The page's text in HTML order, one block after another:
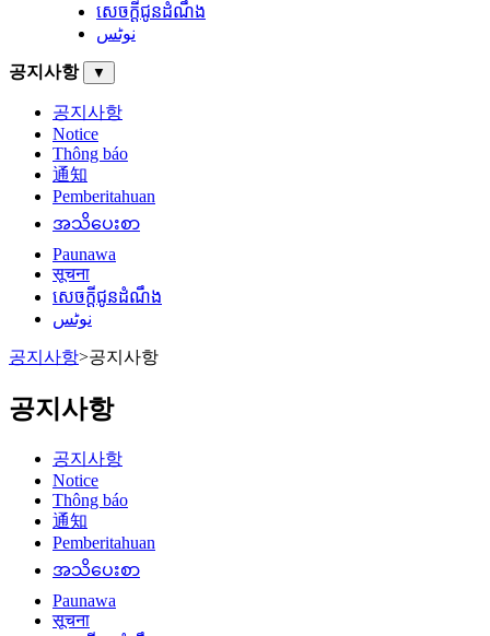
សេចក្តីជូនដំណឹង
نوٹس
공지사항 ▼
공지사항
Notice
Thông báo
通知
Pemberitahuan
အသိပေးစာ
Paunawa
सूचना
សេចក្តីជូនដំណឹង
نوٹس
공지사항>공지사항
공지사항
공지사항
Notice
Thông báo
通知
Pemberitahuan
အသိပေးစာ
Paunawa
सूचना